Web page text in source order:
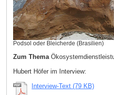
Podsol oder Bleicherde (Brasilien)
Zum Thema
Hubert Höfer im Interview:
Interview-Text (79 KB)